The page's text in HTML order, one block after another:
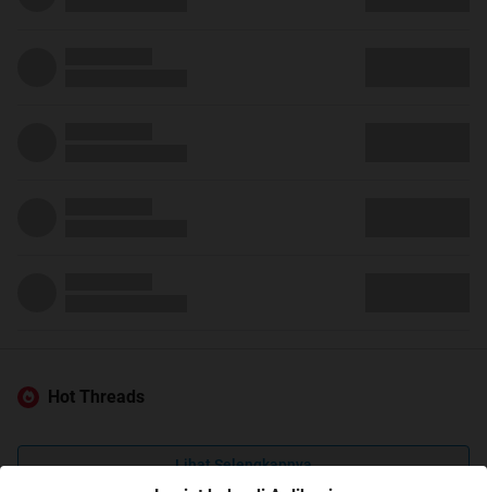
Hot Threads
Lihat Selengkapnya